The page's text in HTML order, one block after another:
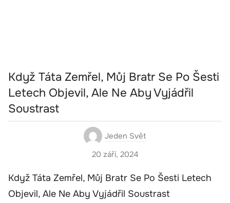
Když Táta Zemřel, Můj Bratr Se Po Šesti
Letech Objevil, Ale Ne Aby Vyjádřil
Soustrast
Jeden Svět
20 září, 2024
Když Táta Zemřel, Můj Bratr Se Po Šesti Letech
Objevil, Ale Ne Aby Vyjádřil Soustrast